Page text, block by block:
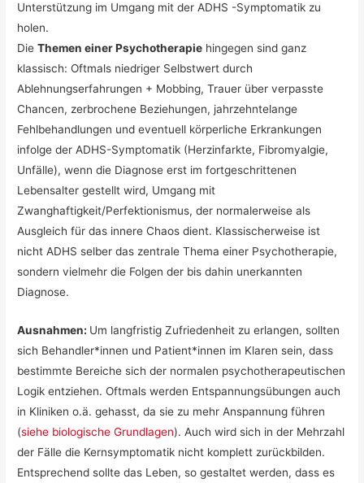
Unterstützung im Umgang mit der ADHS -Symptomatik zu
holen.
DieThemen einer Psychotherapie hingegen sind ganz
klassisch: Oftmals niedriger Selbstwert durch
Ablehnungserfahrungen + Mobbing, Trauer über verpasste
Chancen, zerbrochene Beziehungen, jahrzehntelange
Fehlbehandlungen und eventuell körperliche Erkrankungen
infolge der ADHS-Symptomatik (Herzinfarkte, Fibromyalgie,
Unfälle), wenn die Diagnose erst im fortgeschrittenen
Lebensalter gestellt wird, Umgang mit
Zwanghaftigkeit/Perfektionismus, der normalerweise als
Ausgleich für das innere Chaos dient. Klassischerweise ist
nicht ADHS selber das zentrale Thema einer Psychotherapie,
sondern vielmehr die Folgen der bis dahin unerkannten
Diagnose.
Ausnahmen: Um langfristig Zufriedenheit zu erlangen, sollten
sich Behandler*innen und Patient*innen im Klaren sein, dass
bestimmte Bereiche sich der normalen psychotherapeutischen
Logik entziehen. Oftmals werden Entspannungsübungen auch
in Kliniken o.ä. gehasst, da sie zu mehr Anspannung führen
(siehe biologische Grundlagen). Auch wird sich in der Mehrzahl
der Fälle die Kernsymptomatik nicht komplett zurückbilden.
Entsprechend sollte das Leben, so gestaltet werden, dass es